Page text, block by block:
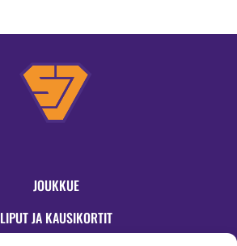
JOUKKUE
LIPUT JA KAUSIKORTIT